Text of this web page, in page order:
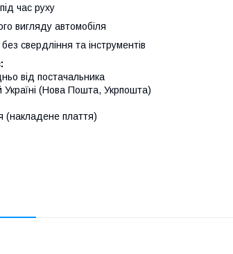
час руху
вигляду автомобіля
свердління та інструментів
від постачальника
Україні (Нова Пошта, Укрпошта)
(накладене плаття)